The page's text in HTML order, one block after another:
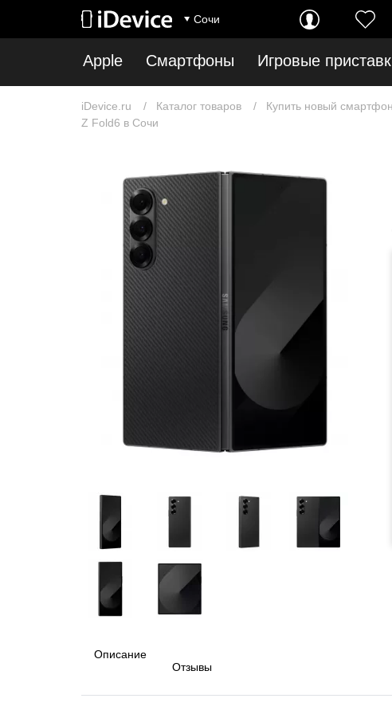
Сочи
Apple Смартфоны Игровые
iDevice.ru Каталог товаров Купить новый
Z Fold6 в Сочи
Описание
Отзывы